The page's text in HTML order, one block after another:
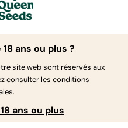
ans ou plus ?
site web sont réservés aux
consulter les conditions
ans ou plus